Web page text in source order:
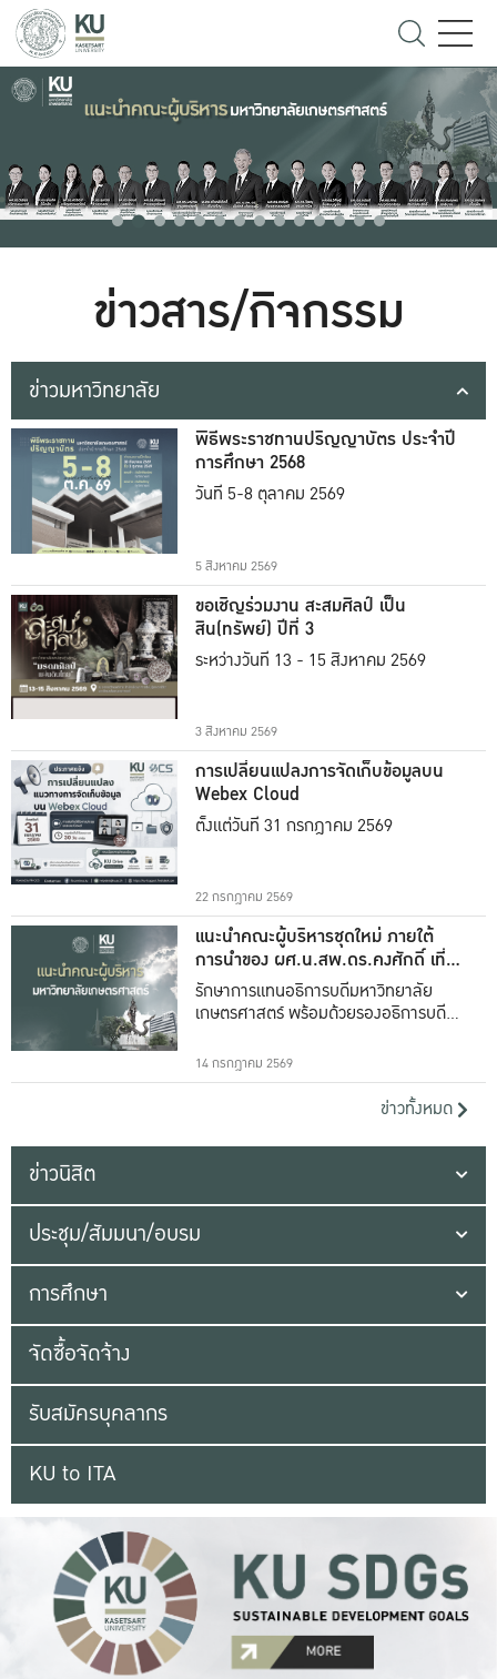
ข่าวสาร/กิจกรรม
ข่าวมหาวิทยาลัย
พิธีพระราชทานปริญญาบัตร ประจำปี
การศึกษา 2568
วันที่ 5-8 ตุลาคม 2569
5 สิงหาคม 2569
ขอเชิญร่วมงาน สะสมศิลป์ เป็น
สิน(ทรัพย์) ปีที่ 3
ระหว่างวันที่ 13 - 15 สิงหาคม 2569
3 สิงหาคม 2569
การเปลี่ยนแปลงการจัดเก็บข้อมูลบน
Webex Cloud
ตั้งแต่วันที่ 31 กรกฎาคม 2569
22 กรกฎาคม 2569
แนะนำคณะผู้บริหารชุดใหม่ ภายใต้
การนำของ ผศ.น.สพ.ดร.คงศักดิ์ เที่ยง
ธรรม
รักษาการแทนอธิการบดีมหาวิทยาลัย
เกษตรศาสตร์ พร้อมด้วยรองอธิการบดีทั้ง
14 กรกฎาคม 2569
ข่าวทั้งหมด
ข่าวนิสิต
ประชุม/สัมมนา/อบรม
การศึกษา
จัดซื้อจัดจ้าง
รับสมัครบุคลากร
KU to ITA